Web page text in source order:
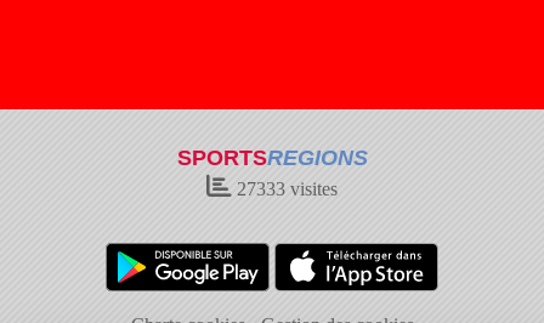
SPORTSREGIONS
27333 visites